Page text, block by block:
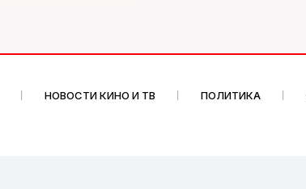
НОВОСТИ КИНО И ТВ ПОЛИТИКА